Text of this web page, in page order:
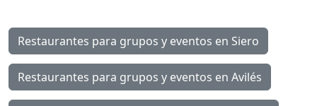
Restaurantes para grupos y eventos en Siero
Restaurantes para grupos y eventos en Avilés